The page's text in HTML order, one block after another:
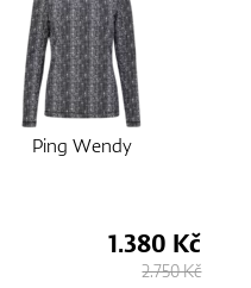
Ping Wendy
1.380 Kč
2.750 Kč